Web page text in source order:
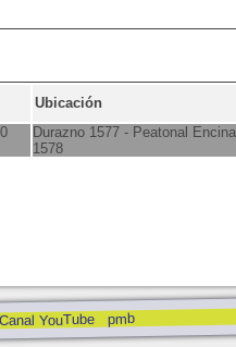
Ubicación
Durazno 1577 - Peatonal Encina
1578
Canal YouTube pmb